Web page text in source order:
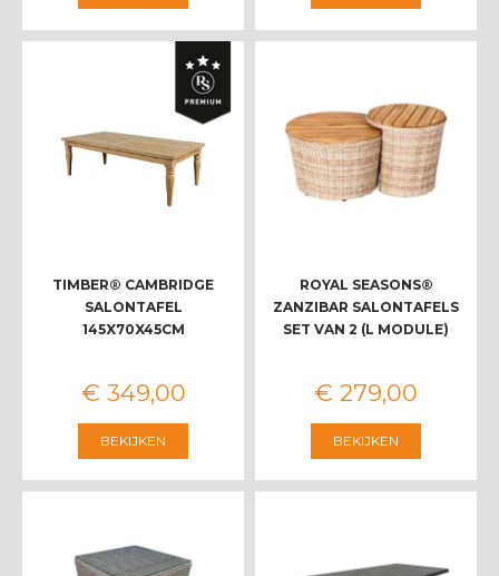
TIMBER® CAMBRIDGE
SALONTAFEL
145X70X45CM
€ 349,00
BEKIJKEN
ROYAL SEASONS®
ZANZIBAR SALONTAFELS
SET VAN 2 (L MODULE)
€ 279,00
BEKIJKEN